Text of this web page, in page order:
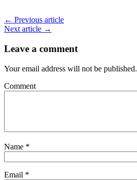
← Previous article
Next article →
Leave a comment
Your email address will not be published.
Comment
Name *
Email *